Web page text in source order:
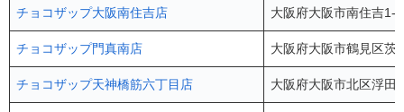
チョコザップ大阪南住吉店 大阪府大阪市南住吉
チョコザップ門真南店 大阪府大阪市鶴見区
チョコザップ天神橋筋六丁目店 大阪府大阪市北区浮